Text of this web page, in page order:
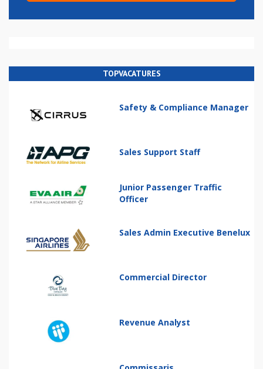
TOPVACATURES
Safety & Compliance Manager
Sales Support Staff
Junior Passenger Traffic
Officer
Sales Admin Executive Benelux
Commercial Director
Revenue Analyst